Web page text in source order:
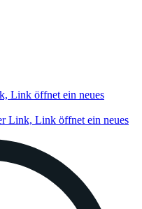
Link öffnet ein neues
Link, Link öffnet ein neues